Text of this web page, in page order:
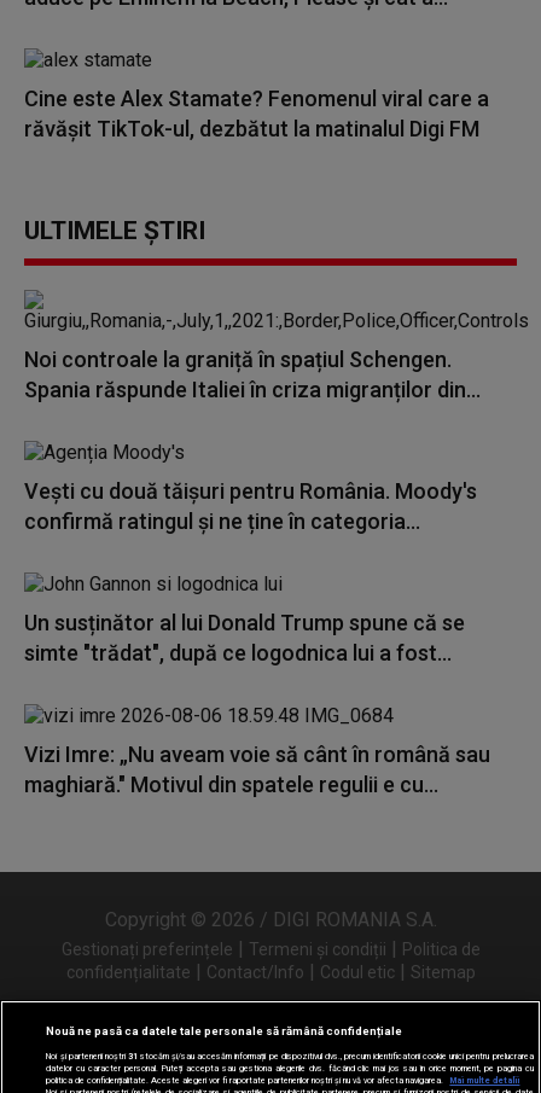
Cine este Alex Stamate? Fenomenul viral care a
răvășit TikTok-ul, dezbătut la matinalul Digi FM
ULTIMELE ȘTIRI
Noi controale la graniță în spațiul Schengen.
Spania răspunde Italiei în criza migranților din...
Vești cu două tăișuri pentru România. Moody's
confirmă ratingul și ne ține în categoria...
Un susținător al lui Donald Trump spune că se
simte "trădat", după ce logodnica lui a fost...
Vizi Imre: „Nu aveam voie să cânt în română sau
maghiară." Motivul din spatele regulii e cu...
Copyright © 2026 / DIGI ROMANIA S.A.
Gestionați preferințele | Termeni și condiții | Politica de
confidențialitate | Contact/Info | Codul etic | Sitemap
Urmărește-ne și pe
Nouă ne pasă ca datele tale personale să rămână confidențiale
Noi și partenerii noștri31 stocăm și/sau accesăm informații pe dispozitivul dvs., precum identificatorii cookie unici pentru prelucrarea
datelor cu caracter personal. Puteți accepta sau gestiona alegerile dvs. făcând clic mai jos sau în orice moment, pe pagina cu
politica de confidențialitate. Aceste alegeri vor fi raportate partenerilor noștri și nu vă vor afecta navigarea.
Mai multe detalii